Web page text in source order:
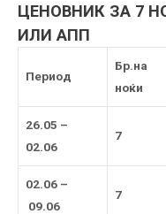
ЦЕНОВНИК ЗА 7
ИЛИ АПП
Период
Бр.на
ноќи
26.05 –
02.06
7
02.06 –
09.06
7